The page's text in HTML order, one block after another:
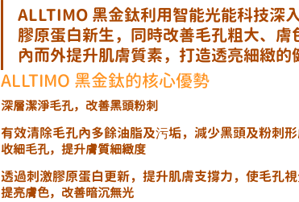
ALLTIMO 黑金鈦利用智能光能科技深
膠原蛋白新生，同時改善毛孔粗大、
內而外提升肌膚質素，打造透亮細緻的
ALLTIMO 黑金鈦的核心優勢
深層潔淨毛孔，改善黑頭粉刺
有效清除毛孔內多餘油脂及污垢，減少黑頭及粉刺形
收細毛孔，提升膚質細緻度
透過刺激膠原蛋白更新，提升肌膚支撐力，使毛孔
提亮膚色，改善暗沉無光